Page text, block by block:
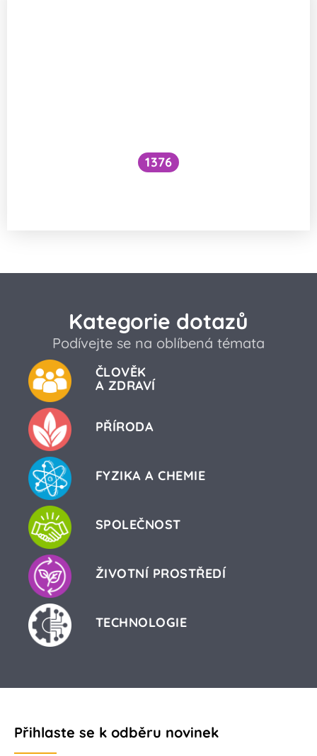
1376
Kategorie dotazů
Podívejte se na oblíbená témata
ČLOVĚK
A ZDRAVÍ
PŘÍRODA
FYZIKA A CHEMIE
SPOLEČNOST
ŽIVOTNÍ PROSTŘEDÍ
TECHNOLOGIE
Přihlaste se k odběru novinek